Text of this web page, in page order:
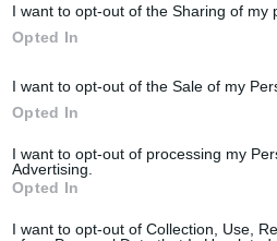
I want to opt-out of the Sharing of my
Opted In
I want to opt-out of the Sale of my
Opted In
I want to opt-out of processing my
Advertising.
Opted In
I want to opt-out of Collection, Use,